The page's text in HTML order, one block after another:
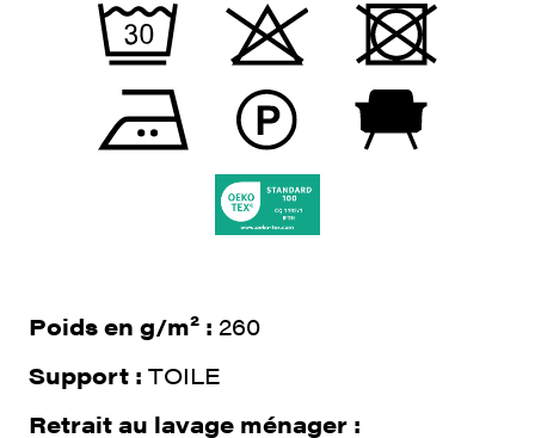
Poids en g/m² : 260
Support : TOILE
Retrait au lavage ménager :